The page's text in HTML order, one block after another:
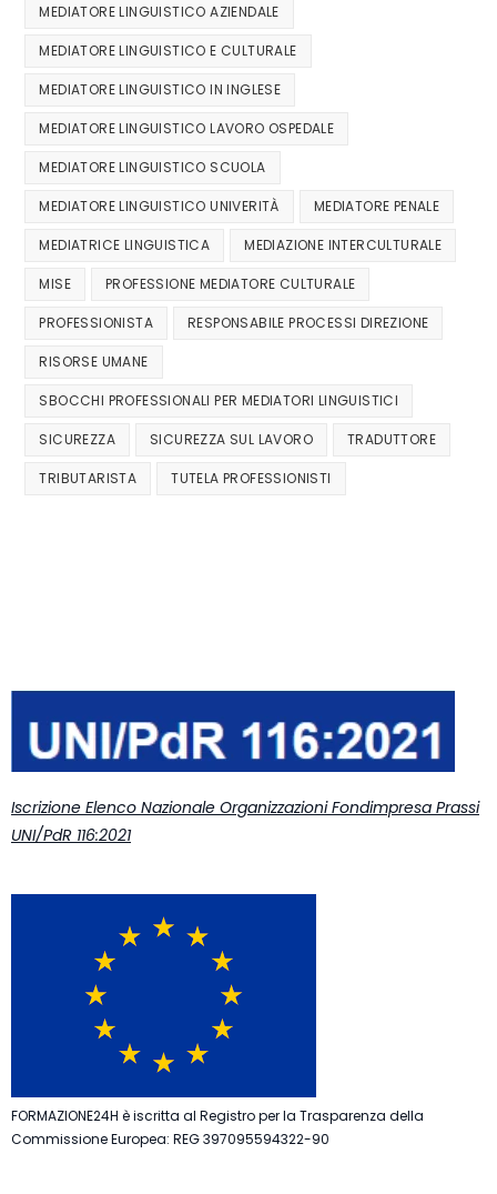
MEDIATORE LINGUISTICO AZIENDALE
MEDIATORE LINGUISTICO E CULTURALE
MEDIATORE LINGUISTICO IN INGLESE
MEDIATORE LINGUISTICO LAVORO OSPEDALE
MEDIATORE LINGUISTICO SCUOLA
MEDIATORE LINGUISTICO UNIVERITÀ MEDIATORE PENALE
MEDIATRICE LINGUISTICA MEDIAZIONE INTERCULTURALE
MISE PROFESSIONE MEDIATORE CULTURALE
PROFESSIONISTA RESPONSABILE PROCESSI DIREZIONE
RISORSE UMANE
SBOCCHI PROFESSIONALI PER MEDIATORI LINGUISTICI
SICUREZZA SICUREZZA SUL LAVORO TRADUTTORE
TRIBUTARISTA TUTELA PROFESSIONISTI
Iscrizione Elenco Nazionale Organizzazioni Fondimpresa Prassi
UNI/PdR 116:2021
FORMAZIONE24H è iscritta al Registro per la Trasparenza della
Commissione Europea: REG 397095594322-90